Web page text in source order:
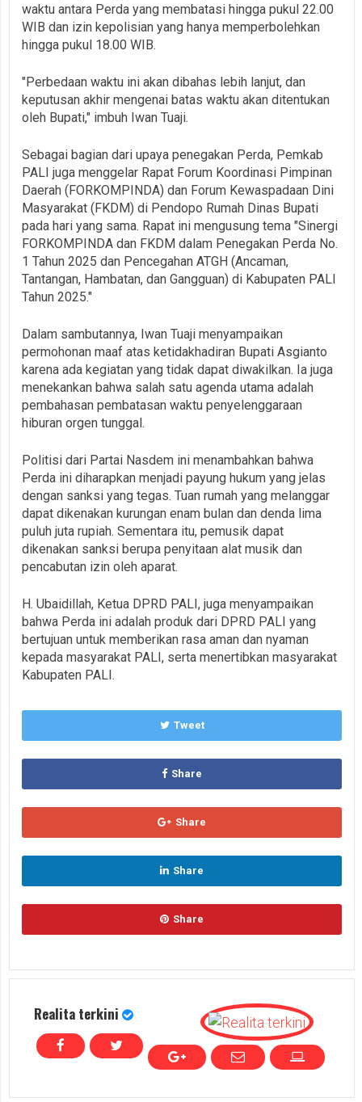
waktu antara Perda yang membatasi hingga pukul 22.00
WIB dan izin kepolisian yang hanya memperbolehkan
hingga pukul 18.00 WIB.
"Perbedaan waktu ini akan dibahas lebih lanjut, dan
keputusan akhir mengenai batas waktu akan ditentukan
oleh Bupati," imbuh Iwan Tuaji.
Sebagai bagian dari upaya penegakan Perda, Pemkab
PALI juga menggelar Rapat Forum Koordinasi Pimpinan
Daerah (FORKOMPINDA) dan Forum Kewaspadaan Dini
Masyarakat (FKDM) di Pendopo Rumah Dinas Bupati
pada hari yang sama. Rapat ini mengusung tema "Sinergi
FORKOMPINDA dan FKDM dalam Penegakan Perda No.
1 Tahun 2025 dan Pencegahan ATGH (Ancaman,
Tantangan, Hambatan, dan Gangguan) di Kabupaten PALI
Tahun 2025."
Dalam sambutannya, Iwan Tuaji menyampaikan
permohonan maaf atas ketidakhadiran Bupati Asgianto
karena ada kegiatan yang tidak dapat diwakilkan. Ia juga
menekankan bahwa salah satu agenda utama adalah
pembahasan pembatasan waktu penyelenggaraan
hiburan orgen tunggal.
Politisi dari Partai Nasdem ini menambahkan bahwa
Perda ini diharapkan menjadi payung hukum yang jelas
dengan sanksi yang tegas. Tuan rumah yang melanggar
dapat dikenakan kurungan enam bulan dan denda lima
puluh juta rupiah. Sementara itu, pemusik dapat
dikenakan sanksi berupa penyitaan alat musik dan
pencabutan izin oleh aparat.
H. Ubaidillah, Ketua DPRD PALI, juga menyampaikan
bahwa Perda ini adalah produk dari DPRD PALI yang
bertujuan untuk memberikan rasa aman dan nyaman
kepada masyarakat PALI, serta menertibkan masyarakat
Kabupaten PALI.
Tweet
Share
Share
Share
Share
Realita terkini